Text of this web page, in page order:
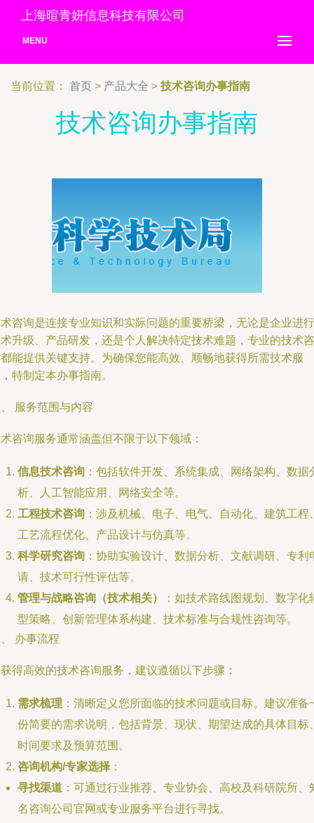
上海暄青妍信息科技有限公司
MENU
当前位置： 首页 > 产品大全 > 技术咨询办事指南
技术咨询办事指南
咨询是连接专业知识和实际问题的重要桥梁，无论是企业进行
升级、产品研发，还是个人解决特定技术难题，专业的技术咨
能提供关键支持。为确保您能高效、顺畅地获得所需技术服
特制定本办事指南。
服务范围与内容
咨询服务通常涵盖但不限于以下领域：
信息技术咨询 ：包括软件开发、系统集成、网络架构、数据
析、人工智能应用、网络安全等。
工程技术咨询 ：涉及机械、电子、电气、自动化、建筑工程
工艺流程优化、产品设计与仿真等。
科学研究咨询 ：协助实验设计、数据分析、文献调研、专利
请、技术可行性评估等。
管理与战略咨询（技术相关）
：如技术路线图规划、数字化
型策略、创新管理体系构建、技术标准与合规性咨询等。
办事流程
得高效的技术咨询服务，建议遵循以下步骤：
需求梳理 ：清晰定义您所面临的技术问题或目标。建议准备
份简要的需求说明，包括背景、现状、期望达成的具体目标
时间要求及预算范围。
咨询机构/专家选择 ：
寻找渠道 ：可通过行业推荐、专业协会、高校及科研院所、
名咨询公司官网或专业服务平台进行寻找。